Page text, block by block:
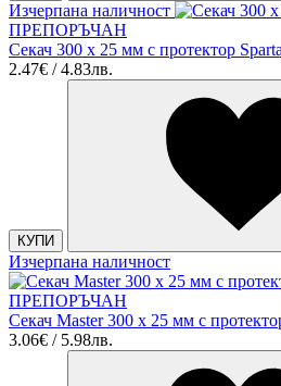
Изчерпана наличност
ПРЕПОРЪЧАН
Секач 300 х 25 мм с протектор Sparta
2.47€ / 4.83лв.
КУПИ
Изчерпана наличност
ПРЕПОРЪЧАН
Секач Master 300 х 25 мм с
3.06€ / 5.98лв.